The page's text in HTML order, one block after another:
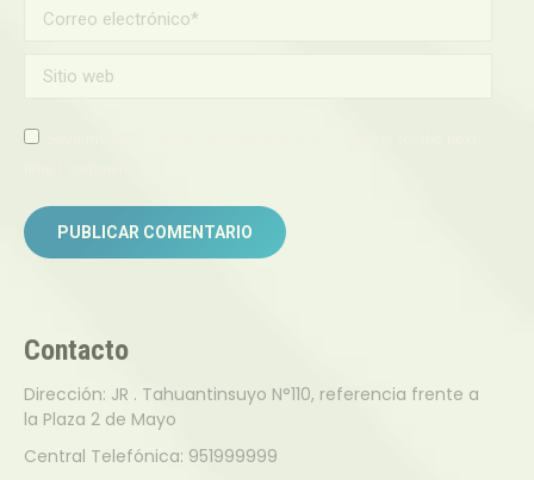
Correo electrónico *
Sitio web
PUBLICAR COMENTARIO
Contacto
Dirección: JR . Tahuantinsuyo N°110, referencia frente a
la Plaza 2 de Mayo
Central Telefónica: 951999999